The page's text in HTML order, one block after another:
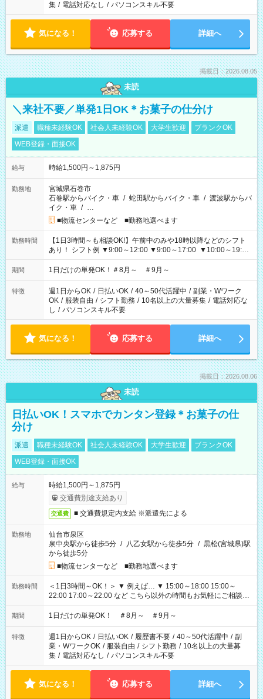
集 / 電話対応なし / パソコンスキル不要
気になる！ 応募する 詳細へ
掲載日：2026.08.05
未読
＼来社不要／単発1日OK＊お菓子の仕分け
派遣 職種未経験OK 社会人未経験OK 大学生歓迎
ブランクOK
WEB登録・面接OK
給与 時給1,500円～1,875円
勤務地
宮城県石巻市
石巻駅からバイク・車 / 蛇田駅からバイク・車 / 渡波駅からバ
イク・車 / …
■物流センターなど ■勤務地選べます
勤務時間
【1日3時間～も相談OK!】午前中のみや18時以降などのシフト
あり！ シフト例 ▼9:00～12:00 ▼9:00～17:00 ▼10:00～19:00
▼18:00～21:00
期間 1日だけの単発OK！＃8月～ ＃9月～
特徴 週1日からOK / 日払いOK / 40～50代活躍中 / 副業・Wワーク
OK / 服装自由 / シフト勤務 / 10名以上の大量募集 / 電話対応な
し / パソコンスキル不要
気になる！ 応募する 詳細へ
掲載日：2026.08.06
未読
日払いOK！スマホでカンタン登録＊お菓子の仕
分け
派遣 職種未経験OK 社会人未経験OK 大学生歓迎
ブランクOK
WEB登録・面接OK
給与
時給1,500円～1,875円
交通費別途支給あり
交通費 ■ 交通費規定内支給 ※派遣先による
勤務地
仙台市泉区
泉中央駅から徒歩5分 / 八乙女駅から徒歩5分 / 黒松(宮城県)駅
から徒歩5分
■物流センターなど ■勤務地選べます
勤務時間
＜1日3時間～OK！＞ ▼ 例えば… ▼ 15:00～18:00 15:00～
22:00 17:00～22:00 など こちら以外の時間もお気軽にご相談く
ださい！
期間 1日だけの単発OK！ ＃8月～ ＃9月～
特徴 週1日からOK / 日払いOK / 履歴書不要 / 40～50代活躍中 / 副
業・WワークOK / 服装自由 / シフト勤務 / 10名以上の大量募
集 / 電話対応なし / パソコンスキル不要
気になる！ 応募する 詳細へ